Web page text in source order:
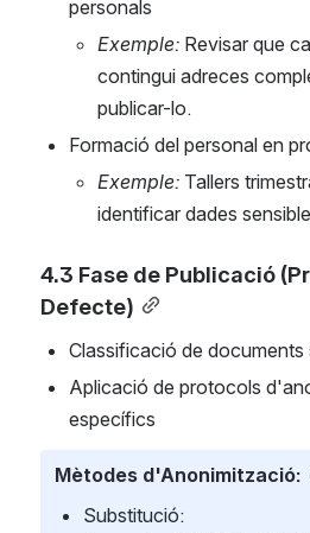
personals
Exemple: Revisar que
contingui adreces
publicar-lo.
Formació del personal en
Exemple: Tallers
identificar dades
4.3 Fase de Publicació
Defecte)
Classificació de documents
Aplicació de protocols
específics
Mètodes d'Anonimització:
Substitució: